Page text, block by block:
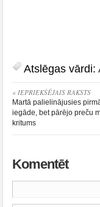
Atslēgas vārdi:
« IEPRIEKŠĒJAIS RAKSTS
Martā palielinājusies
iegāde, bet pārējo preču
kritums
Komentēt